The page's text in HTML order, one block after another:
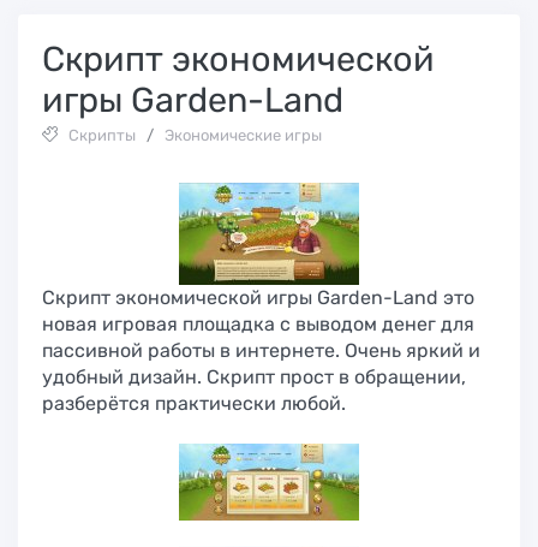
Скрипт экономической
игры Garden-Land
Скрипты / Экономические игры
Скрипт экономической игры Garden-Land это
новая игровая площадка с выводом денег для
пассивной работы в интернете. Очень яркий и
удобный дизайн. Скрипт прост в обращении,
разберётся практически любой.